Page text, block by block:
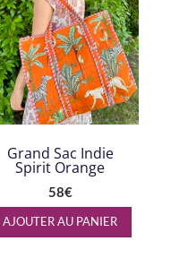
Grand Sac Indie
Spirit Orange
58€
AJOUTER AU PANIER